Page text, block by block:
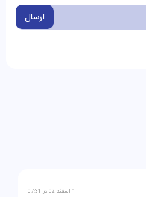
ارسال
1 اسفند 02 در 07:31